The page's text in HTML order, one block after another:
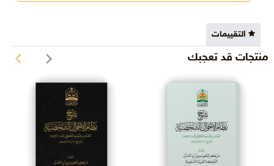
التقييمات
منتجات قد تعجبك